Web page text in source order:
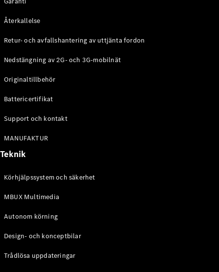
Mercedes-
Store
Cabriolet / Roadster
Alla
Roadster
Cabriolet
AMG SL
Mercedes-
Återkallelse
Retur- och avfallshantering av uttjänta fordon
Nedstängning av 2G- och 3G-mobilnät
Originaltillbehör
Battericertifikat
Support och kontakt
MANUFAKTUR
Teknik
Körhjälpssystem och säkerhet
MBUX Multimedia
Autonom körning
Design- och konceptbilar
Trådlösa uppdateringar